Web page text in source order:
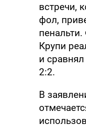
встречи,
фол,
Крупи
и
2:2.
В